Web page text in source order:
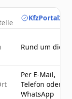
Rund um die
Per E-Mail,
Telefon oder
WhatsApp